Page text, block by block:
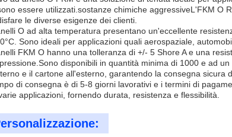
essere utilizzati.sostanze chimiche aggressiveL'FKM O
le diverse esigenze dei clienti.
O ad alta temperatura presentano un'eccellente
Sono ideali per applicazioni quali aerospaziale,
FKM O hanno una tolleranza di +/- 5 Shore A e una
disponibili in quantità minima di 1000 e ad
e il cartone all'esterno, garantendo la consegna sicura
di consegna è di 5-8 giorni lavorativi e i termini di
applicazioni, fornendo durata, resistenza e flessibilità.